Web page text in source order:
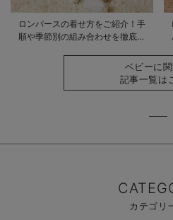
ロンパースの着せ方をご紹介！手
順や季節別の組み合わせを徹底解
ベビーに
記事一覧は
カテゴリ